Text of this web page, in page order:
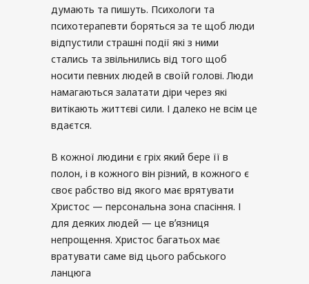
думають та пишуть. Психологи та
психотерапевти боряться за те щоб люди
відпустили страшні події які з ними
стались та звільнились від того щоб
носити певних людей в своїй голові. Люди
намагаються залатати діри через які
витікають життєві сили. І далеко не всім це
вдаєтся.
В кожної людини є гріх який бере її в
полон, і в кожного він різний, в кожного є
своє рабство від якого має врятувати
Христос — персональна зона спасіння. І
для деяких людей — це вʼязниця
непрощення. Христос багатьох має
вратувати саме від цього рабського
ланцюга